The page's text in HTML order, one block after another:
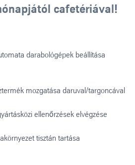
cafetériával!
darabológépek beállítása
mozgatása daruval/targoncával
ellenőrzések elvégzése
tisztán tartása